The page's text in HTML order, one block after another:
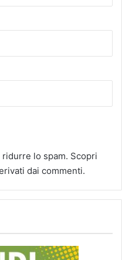
lo spam. Scopri
dai commenti.